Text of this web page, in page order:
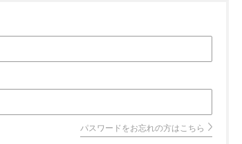
パスワードをお忘れの方はこちら